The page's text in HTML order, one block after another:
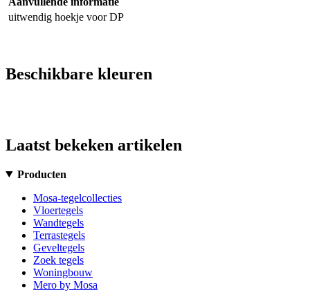
uitwendig hoekje voor DP
Beschikbare kleuren
Laatst bekeken artikelen
Producten
Mosa-tegelcollecties
Vloertegels
Wandtegels
Terrastegels
Geveltegels
Zoek tegels
Woningbouw
Mero by Mosa